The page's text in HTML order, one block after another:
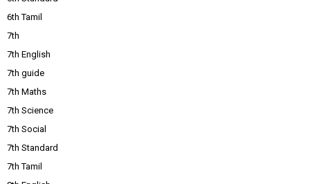
6th Tamil
7th
7th English
7th guide
7th Maths
7th Science
7th Social
7th Standard
7th Tamil